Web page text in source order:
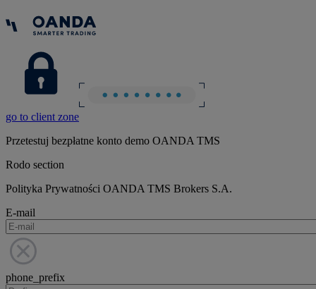
go to client zone
Przetestuj bezpłatne konto demo OANDA TMS
Rodo section
Polityka Prywatności OANDA TMS Brokers S.A.
E-mail
phone_prefix